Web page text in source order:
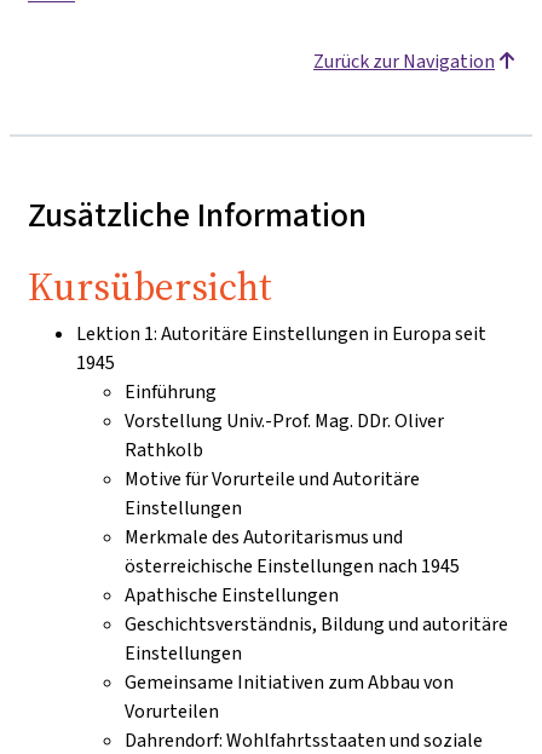
Zurück zur Navigation
Zusätzliche Information
Kursübersicht
Lektion 1: Autoritäre Einstellungen in Europa seit
1945
Einführung
Vorstellung Univ.-Prof. Mag. DDr. Oliver
Rathkolb
Motive für Vorurteile und Autoritäre
Einstellungen
Merkmale des Autoritarismus und
österreichische Einstellungen nach 1945
Apathische Einstellungen
Geschichtsverständnis, Bildung und autoritäre
Einstellungen
Gemeinsame Initiativen zum Abbau von
Vorurteilen
Dahrendorf: Wohlfahrtsstaaten und soziale